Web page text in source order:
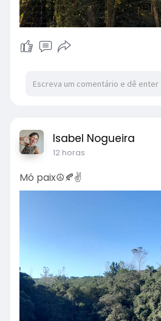
Isabel Nogueira
12 horas
Mó paix☮️🍂✌️